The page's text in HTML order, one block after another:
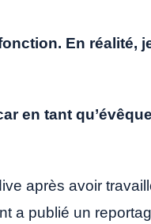
En réalité,
en tant
après avoir
a publié un